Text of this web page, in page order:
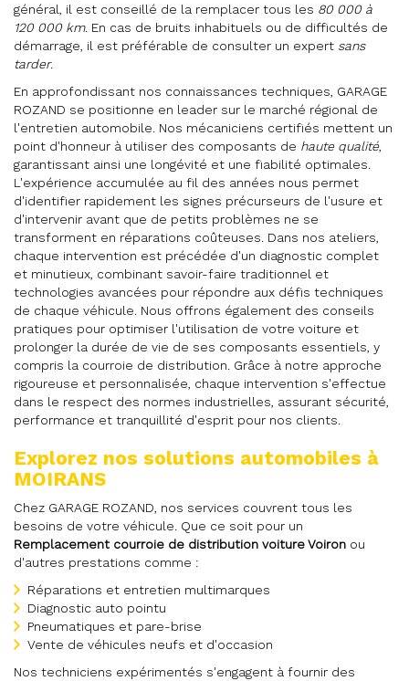
général, il est conseillé de la remplacer tous les 80 000 à
120 000 km. En cas de bruits inhabituels ou de difficultés de
démarrage, il est préférable de consulter un expert sans
tarder.
En approfondissant nos connaissances techniques, GARAGE
ROZAND se positionne en leader sur le marché régional de
l'entretien automobile. Nos mécaniciens certifiés mettent un
point d'honneur à utiliser des composants de haute qualité,
garantissant ainsi une longévité et une fiabilité optimales.
L'expérience accumulée au fil des années nous permet
d'identifier rapidement les signes précurseurs de l'usure et
d'intervenir avant que de petits problèmes ne se
transforment en réparations coûteuses. Dans nos ateliers,
chaque intervention est précédée d'un diagnostic complet
et minutieux, combinant savoir-faire traditionnel et
technologies avancées pour répondre aux défis techniques
de chaque véhicule. Nous offrons également des conseils
pratiques pour optimiser l'utilisation de votre voiture et
prolonger la durée de vie de ses composants essentiels, y
compris la courroie de distribution. Grâce à notre approche
rigoureuse et personnalisée, chaque intervention s'effectue
dans le respect des normes industrielles, assurant sécurité,
performance et tranquillité d'esprit pour nos clients.
Explorez nos solutions automobiles à
MOIRANS
Chez GARAGE ROZAND, nos services couvrent tous les
besoins de votre véhicule. Que ce soit pour un
Remplacement courroie de distribution voiture Voiron ou
d'autres prestations comme :
Réparations et entretien multimarques
Diagnostic auto pointu
Pneumatiques et pare-brise
Vente de véhicules neufs et d'occasion
Nos techniciens expérimentés s'engagent à fournir des